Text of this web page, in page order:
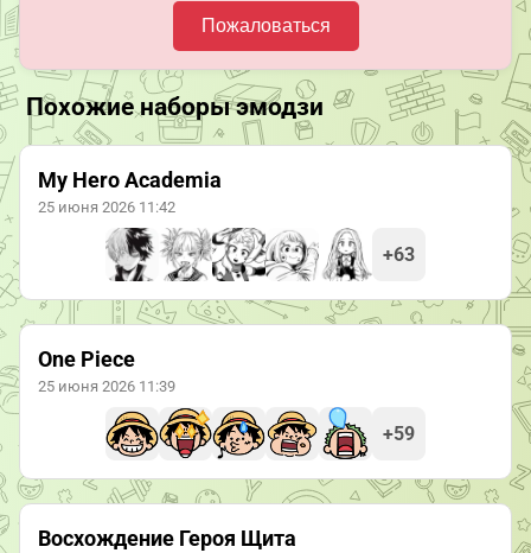
Пожаловаться
Похожие наборы эмодзи
My Hero Academia
25 июня 2026 11:42
+63
One Piece
25 июня 2026 11:39
+59
Восхождение Героя Щита